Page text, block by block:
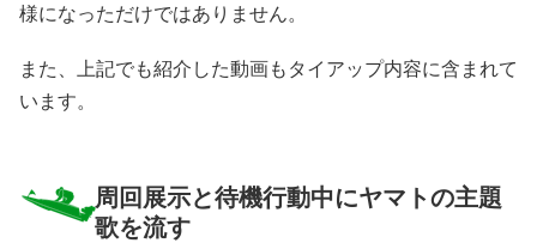
様になっただけではありません。
また、上記でも紹介した動画もタイアップ内容に含まれて
います。
周回展示と待機行動中にヤマトの主題
歌を流す